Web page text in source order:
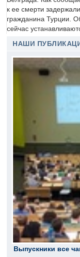
к ее смерти
гражданина Турции.
сейчас
НАШИ
Выпускники все